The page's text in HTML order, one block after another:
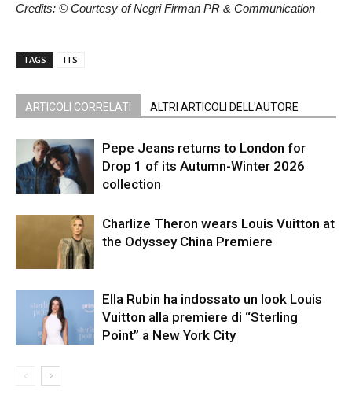
Credits: © Courtesy of Negri Firman PR & Communication
TAGS ITS
ARTICOLI CORRELATI ALTRI ARTICOLI DELL'AUTORE
Pepe Jeans returns to London for
Drop 1 of its Autumn-Winter 2026
collection
Charlize Theron wears Louis Vuitton at
the Odyssey China Premiere
Ella Rubin ha indossato un look Louis
Vuitton alla premiere di “Sterling
Point” a New York City